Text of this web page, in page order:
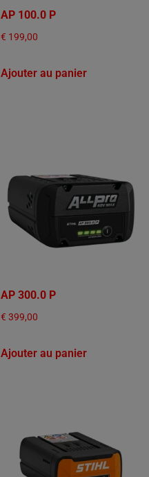
AP 100.0 P
€ 199,00
Ajouter au panier
AP 300.0 P
€ 399,00
Ajouter au panier